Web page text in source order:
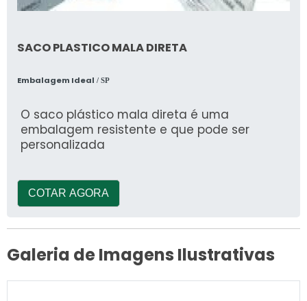
SACO PLASTICO MALA DIRETA
Embalagem Ideal / SP
O saco plástico mala direta é uma
embalagem resistente e que pode ser
personalizada
COTAR AGORA
Galeria de Imagens Ilustrativas